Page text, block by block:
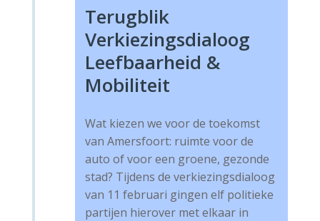
Terugblik
Verkiezingsdialoog
Leefbaarheid &
Mobiliteit
Wat kiezen we voor de toekomst
van Amersfoort: ruimte voor de
auto of voor een groene, gezonde
stad? Tijdens de verkiezingsdialoog
van 11 februari gingen elf politieke
partijen hierover met elkaar in